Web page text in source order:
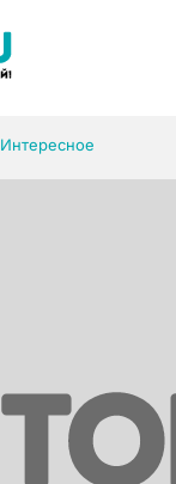
Интересное